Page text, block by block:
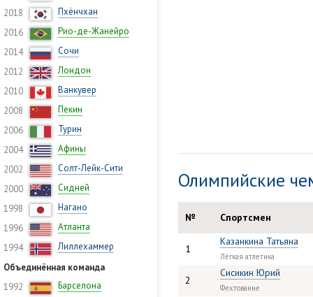
2018
Пхёнчхан
2016
Рио-де-Жанейро
2014
Сочи
2012
Лондон
2010
Ванкувер
2008
Пекин
2006
Турин
2004
Афины
2002
Солт-Лейк-Сити
2000
Сидней
1998
Нагано
1996
Атланта
1994
Лиллехаммер
Объединённая команда
1992
Барселона
Олимпийские
№ Спортсмен
1
Казанкина Татьяна
Лёгкая атлетика
2
Сисикин Юрий
Фехтование